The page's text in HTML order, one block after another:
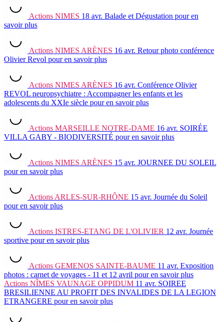
Actions NIMES 18 avr. Balade et Dégustation pour en
savoir plus
Actions NIMES ARÈNES 16 avr. Retour photo conférence
Olivier Revol pour en savoir plus
Actions NIMES ARÈNES 16 avr. Conférence Olivier
REVOL neuropsychiatre : Accompagner les enfants et les
adolescents du XXIe siècle pour en savoir plus
Actions MARSEILLE NOTRE-DAME 16 avr. SOIRÉE
VILLA GABY - BIODIVERSITÉ pour en savoir plus
Actions NIMES ARÈNES 15 avr. JOURNEE DU SOLEIL
pour en savoir plus
Actions ARLES-SUR-RHÔNE 15 avr. Journée du Soleil
pour en savoir plus
Actions ISTRES-ETANG DE L'OLIVIER 12 avr. Journée
sportive pour en savoir plus
Actions GEMENOS SAINTE-BAUME 11 avr. Exposition
photos : carnet de voyages - 11 et 12 avril pour en savoir plus
Actions NÎMES VAUNAGE OPPIDUM 11 avr. SOIREE
BRESILIENNE AU PROFIT DES INVALIDES DE LA LEGION
ETRANGERE pour en savoir plus